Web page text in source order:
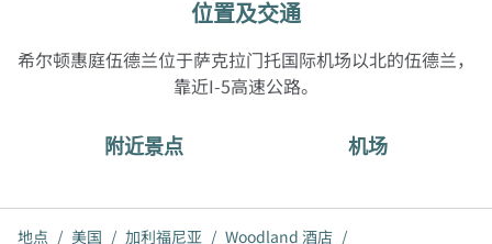
位置及交通
希尔顿惠庭伍德兰位于萨克拉门托国际机场以北的伍德兰，
靠近I-5高速公路。
附近景点 机场
地点 / 美国 / 加利福尼亚 / Woodland 酒店 /